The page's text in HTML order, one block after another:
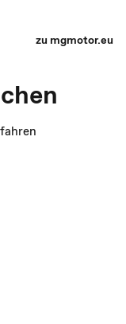
zu mgmotor.eu